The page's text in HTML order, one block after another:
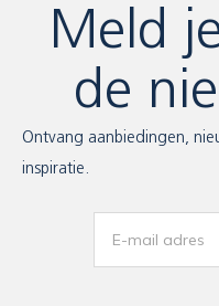
Meld
de
Ontvang aanbiedingen,
inspiratie.